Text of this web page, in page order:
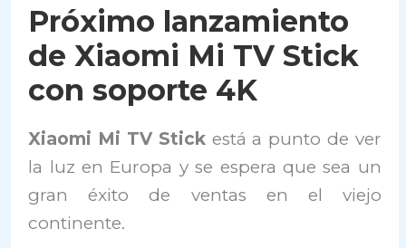
Próximo lanzamiento
de Xiaomi Mi TV Stick
con soporte 4K
Xiaomi Mi TV Stickestá a punto de ver
la luz en Europa y se espera que sea un
gran éxito de ventas en el viejo
continente.